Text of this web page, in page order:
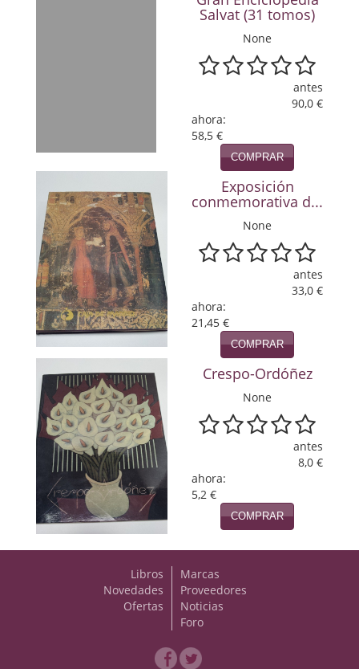
Tema Local
Terror
Terrorismo
Varios
Viajes
Salvat (31 tomos)
None
antes
90,0 €
ahora:
58,5 €
COMPRAR
Exposición
conmemorativa d...
None
antes
33,0 €
ahora:
21,45 €
COMPRAR
Crespo-Ordóñez
None
antes
8,0 €
ahora:
5,2 €
COMPRAR
Libros
Novedades
Ofertas
Marcas
Proveedores
Noticias
Foro